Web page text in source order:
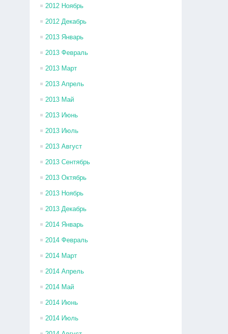
2012 Ноябрь
2012 Декабрь
2013 Январь
2013 Февраль
2013 Март
2013 Апрель
2013 Май
2013 Июнь
2013 Июль
2013 Август
2013 Сентябрь
2013 Октябрь
2013 Ноябрь
2013 Декабрь
2014 Январь
2014 Февраль
2014 Март
2014 Апрель
2014 Май
2014 Июнь
2014 Июль